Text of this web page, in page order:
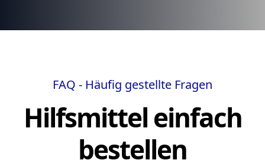
FAQ - Häufig gestellte Fragen
Hilfsmittel einfach
bestellen